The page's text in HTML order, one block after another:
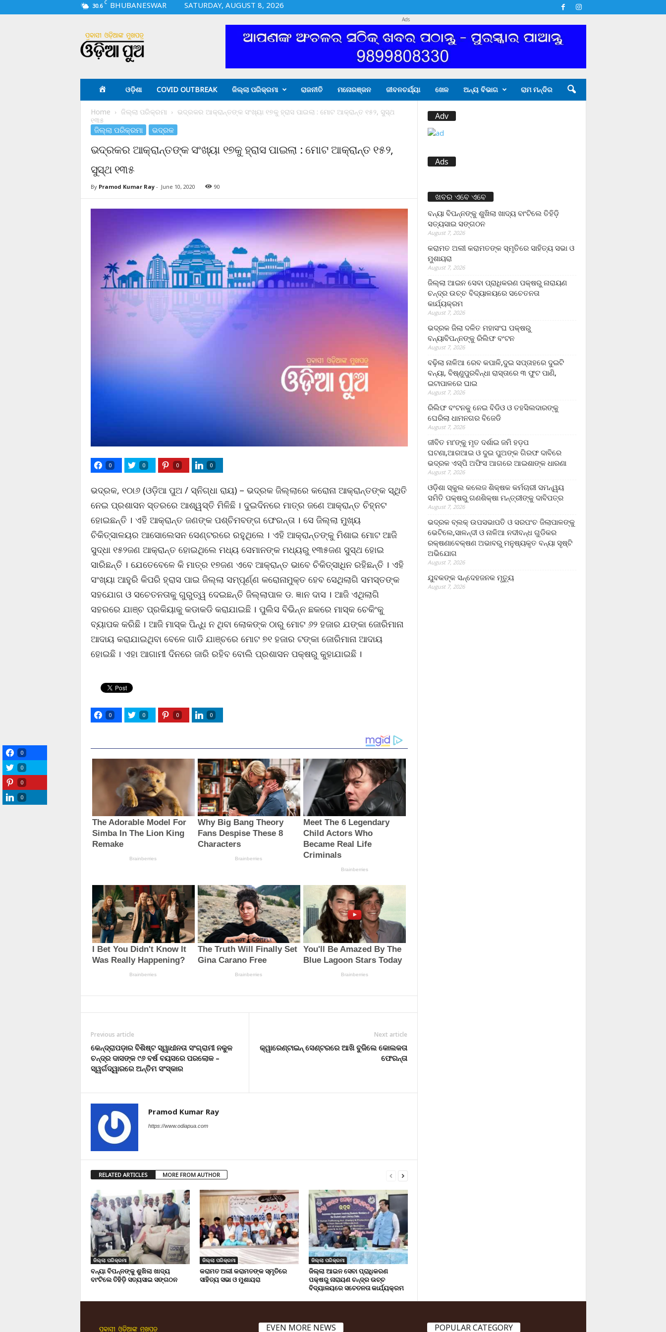
30.6 C BHUBANESWAR
SATURDAY, AUGUST 8, 2026
i
a
Ads
ଓଡ଼ିଶା COVID OUTBREAK ଜିଲ୍ଲା ପରିକ୍ରମା ରାଜନୀତି ମନୋରଞ୍ଜନ ଜୀବନଚର୍ଯ୍ୟା ଖେଳ ଅନ୍ୟ ବିଭାଗ ରାମ ମନ୍ଦିର
Home ଜିଲ୍ଲା ପରିକ୍ରମା
ଭଦ୍ରକର ଆକ୍ରାନ୍ତଙ୍କ ସଂଖ୍ୟା ୧୭କୁ ହ୍ରାସ ପାଇଲା : ମୋଟ ଆକ୍ରାନ୍ତ ୧୫୨, ସୁସ୍ଥ
୧୩୫
ଜିଲ୍ଲା ପରିକ୍ରମା ଭଦ୍ରକ
ଭଦ୍ରକର ଆକ୍ରାନ୍ତଙ୍କ ସଂଖ୍ୟା ୧୭କୁ ହ୍ରାସ ପାଇଲା : ମୋଟ ଆକ୍ରାନ୍ତ ୧୫୨,
ସୁସ୍ଥ ୧୩୫
By Pramod Kumar Ray- June 10, 2020 90
0 0 0 0
ଭଦ୍ରକ, ୧୦ା୬ (ଓଡ଼ିଆ ପୁଅ / ସ୍ନିଗ୍ଧା ରାୟ) – ଭଦ୍ରକ ଜିଲ୍ଲାରେ କରୋନା ଆକ୍ରାନ୍ତଙ୍କ ସ୍ଥିତି
ନେଇ ପ୍ରଶାସନ ସ୍ତରରେ ଆଶ୍ୱସ୍ତି ମିଳିଛି । ଦୁଇଦିନରେ ମାତ୍ର ଜଣେ ଆକ୍ରାନ୍ତ ଚିହ୍ନଟ
ହୋଇଛନ୍ତି । ଏହି ଆକ୍ରାନ୍ତ ଜଣଙ୍କ ପଶ୍ଚିମବଙ୍ଗ ଫେରନ୍ତା । ସେ ଜିଲ୍ଲା ମୁଖ୍ୟ
ଚିକିତ୍ସାଳୟର ଆସୋଲେସନ ସେଣ୍ଟରରେ ରହୁଥିଲେ । ଏହି ଆକ୍ରାନ୍ତଙ୍କୁ ମିଶାଇ ମୋଟ ଆଜି
ସୁଦ୍ଧା ୧୫୨ଜଣ ଆକ୍ରାନ୍ତ ହୋଇଥିଲେ ମଧ୍ୟ ସେମାନଙ୍କ ମଧ୍ୟରୁ ୧୩୫ଜଣ ସୁସ୍ଥ ହୋଇ
ସାରିଛନ୍ତି । ଯେତେବେଳେ କି ମାତ୍ର ୧୭ଜଣ ଏବେ ଆକ୍ରାନ୍ତ ଭାବେ ଚିକିତ୍ସାଧିନ ରହିଛନ୍ତି । ଏହି
ସଂଖ୍ୟା ଆହୁରି କିପରି ହ୍ରାସ ପାଇ ଜିଲ୍ଲା ସମ୍ପୂର୍ଣ୍ଣ କରୋନାମୁକ୍ତ ହେବ ସେଥିଲାଗି ସମସ୍ତଙ୍କ
ସହଯୋଗ ଓ ସଚେତନତାକୁ ଗୁରୁତ୍ୱ ଦେଇଛନ୍ତି ଜିଲ୍ଲାପାଳ ଡ. ଜ୍ଞାନ ଦାସ । ଆଜି ଏଥିଲାଗି
ସହରରେ ଯାଞ୍ଚ ପ୍ରକିୟାକୁ କଡାକଡି କରାଯାଇଛି । ପୁଲିସ ବିଭିନ୍ନ ଛକରେ ମାସ୍କ ଚେକିଂକୁ
ବ୍ୟାପକ କରିଛି । ଆଜି ମାସ୍କ ପିନ୍ଧି ନ ଥିବା ଲୋକଙ୍କ ଠାରୁ ମୋଟ ୬୨ ହଜାର ଯଙ୍କା ଜୋରିମାନା
ଆଦାୟ କରାଯାଇଥିବା ବେଳେ ଗାଡି ଯାଞ୍ଚରେ ମୋଟ ୭୧ ହଜାର ଟଙ୍କା ଜୋରିମାନା ଆଦାୟ
ହୋଇଛି । ଏହା ଆଗାମୀ ଦିନରେ ଜାରି ରହିବ ବୋଲି ପ୍ରଶାସନ ପକ୍ଷରୁ କୁହାଯାଇଛି ।
0 0 0 0
Previous article
କେନ୍ଦ୍ରାପଡ଼ାର ବିଶିଷ୍ଟ ସ୍ୱାଧୀନତା ସଂଗ୍ରାମୀ ନକୁଳ
ଚନ୍ଦ୍ର ଦାସଙ୍କ ୯୬ ବର୍ଷ ବୟସରେ ପରଲୋକ –
ସ୍ୱର୍ଗଦ୍ୱାରରେ ଅନ୍ତିମ ସଂସ୍କାର
Next article
କ୍ୱାରେଣ୍ଟାଇନ୍ ସେଣ୍ଟରରେ ଆଖି ବୁଜିଲେ କୋଲକତା
ଫେରନ୍ତା
Pramod Kumar Ray
https://www.odiapua.com
RELATED ARTICLES MORE FROM AUTHOR
ଜିଲ୍ଲା ପରିକ୍ରମା
ବନ୍ୟା ବିପନ୍ନଙ୍କୁ ଶୁଖିଲା ଖାଦ୍ୟ
ବାଂଟିଲେ ତିହିଡି଼ ସତ୍ୟସାଇ ସଙ୍ଗଠନ
ଜିଲ୍ଲା ପରିକ୍ରମା
କରାମତ ଅଲୀ କରାମତଙ୍କ ସ୍ମୃତିରେ
ସାହିତ୍ୟ ସଭା ଓ ମୁଶାୟରା
ଜିଲ୍ଲା ପରିକ୍ରମା
ଜିଲ୍ଲା ଆଇନ ସେବା ପ୍ରାଧିକରଣ
ପକ୍ଷରୁ ନାରାୟଣ ଚନ୍ଦ୍ର ଉଚ୍ଚ
ବିଦ୍ୟାଳୟରେ ସଚେତନତା କାର୍ଯ୍ୟକ୍ରମ
Adv
Ads
ଖବର ଏବେ ଏବେ
ବନ୍ୟା ବିପନ୍ନଙ୍କୁ ଶୁଖିଲା ଖାଦ୍ୟ ବାଂଟିଲେ ତିହିଡି଼
ସତ୍ୟସାଇ ସଙ୍ଗଠନ
August 7, 2026
କରାମତ ଅଲୀ କରାମତଙ୍କ ସ୍ମୃତିରେ ସାହିତ୍ୟ ସଭା ଓ
ମୁଶାୟରା
August 7, 2026
ଜିଲ୍ଲା ଆଇନ ସେବା ପ୍ରାଧିକରଣ ପକ୍ଷରୁ ନାରାୟଣ
ଚନ୍ଦ୍ର ଉଚ୍ଚ ବିଦ୍ୟାଳୟରେ ସଚେତନତା
କାର୍ଯ୍ୟକ୍ରମ
August 7, 2026
ଭଦ୍ରକ ଜିଲା ଦଳିତ ମହାସଂଘ ପକ୍ଷରୁ
ବନ୍ୟାବିପନ୍ନଙ୍କୁ ରିଲିଫ ବଂଟନ
August 7, 2026
ବଢ଼ିଲା ନାଳିଆ ରେବ କପାଳି,ଦୁଇ ସପ୍ତାହରେ ଦୁଇଟି
ବନ୍ୟା, ବିଷ୍ଣୁପୁରବିନ୍ଧା ରାସ୍ତାରେ ୩ ଫୁଟ ପାଣି,
ଇଟାପାଳରେ ଘାଇ
August 7, 2026
ରିଲିଫ ବଂଟନକୁ ନେଇ ବିଡିଓ ଓ ତହସିଲଦାରଙ୍କୁ
ଘେରିଲା ଧାମନଗର ବିଜେଡି
August 7, 2026
ଜୀବିତ ମା’ଙ୍କୁ ମୃତ ଦର୍ଶାଇ ଜମି ହଡ଼ପ
ଘଟଣା,ଆରଆଇ ଓ ଦୁଇ ପୁଅଙ୍କ ଗିରଫ ଦାବିରେ
ଭଦ୍ରକ ଏସ୍‌ପି ଅଫିସ ଆଗରେ ଆଇଶାଙ୍କ ଧାରଣା
August 7, 2026
ଓଡ଼ିଶା ସ୍କୁଲ କଲେଜ ଶିକ୍ଷକ କର୍ମଚାରୀ ସମନ୍ୱୟ
ସମିତି ପକ୍ଷରୁ ଗଣଶିକ୍ଷା ମନ୍ତ୍ରୀଙ୍କୁ ଦାବିପତ୍ର
August 7, 2026
ଭଦ୍ରକ ବ୍ଲକ୍ ଉପସଭାପତି ଓ ସରପଂଚ ଜିଲାପାଳଙ୍କୁ
ଭେଟିଲେ,ସାଳନ୍ଦୀ ଓ ନାଳିଆ ନଦୀବନ୍ଧ ଗୁଡିକର
ରକ୍ଷଣାବେକ୍ଷଣ ଅଭାବରୁ ମନୁଷ୍ୟକୃତ ବନ୍ୟା ସୃଷ୍ଟି
ଅଭିଯୋଗ
August 7, 2026
ଯୁବକଙ୍କ ସନ୍ଦେହଜନକ ମୃତ୍ୟୁ
August 7, 2026
EVEN MORE NEWS POPULAR CATEGORY
0
0
0
0